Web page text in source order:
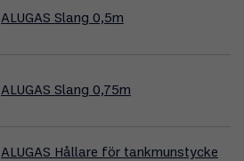
ALUGAS Slang 0,5m
ALUGAS Slang 0,75m
ALUGAS Hållare för tankmunstycke